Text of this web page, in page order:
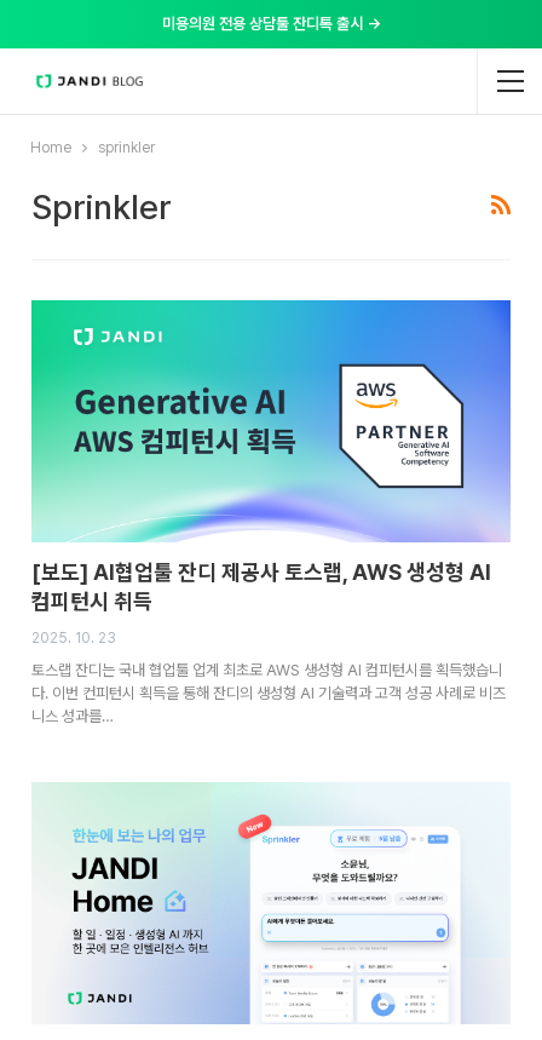
미용의원 전용 상담툴 잔디톡 출시 →
Home sprinkler
Sprinkler
[보도] AI협업툴 잔디 제공사 토스랩, AWS 생성형 AI
컴피턴시 취득
2025. 10. 23
토스랩 잔디는 국내 협업툴 업계 최초로 AWS 생성형 AI 컴피턴시를 획득했습니
다. 이번 컨피턴시 획득을 통해 잔디의 생성형 AI 기술력과 고객 성공 사례로 비즈
니스 성과를…